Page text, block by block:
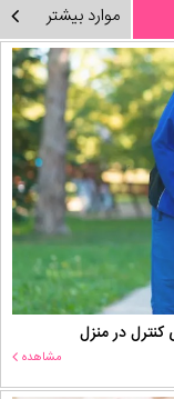
موارد بیشتر
در منزل
مشاهده